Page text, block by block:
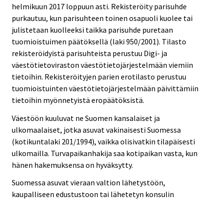
helmikuun 2017 loppuun asti. Rekisteröity parisuhde
purkautuu, kun parisuhteen toinen osapuoli kuolee tai
julistetaan kuolleeksi taikka parisuhde puretaan
tuomioistuimen päätöksellä (laki 950/2001). Tilasto
rekisteröidyistä parisuhteista perustuu Digi- ja
väestötietoviraston väestötietojärjestelmään viemiin
tietoihin. Rekisteröityjen parien erotilasto perustuu
tuomioistuinten väestötietojärjestelmään päivittämiin
tietoihin myönnetyistä eropäätöksistä.
Väestöön kuuluvat ne Suomen kansalaiset ja
ulkomaalaiset, jotka asuvat vakinaisesti Suomessa
(kotikuntalaki 201/1994), vaikka olisivatkin tilapäisesti
ulkomailla. Turvapaikanhakija saa kotipaikan vasta, kun
hänen hakemuksensa on hyväksytty.
Suomessa asuvat vieraan valtion lähetystöön,
kaupalliseen edustustoon tai lähetetyn konsulin